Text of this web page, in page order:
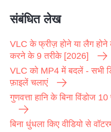
संबंधित लेख
VLC के फ्रीज़ होने या लैग होने
करने के 9 तरीके [2026]
VLC को MP4 में बदलें - सभी
फ़ाइलें चलाएं
गुणवत्ता हानि के बिना विंडोज
बिना धुंधला किए वीडियो से